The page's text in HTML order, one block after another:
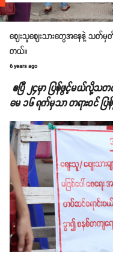
ဈေးသူဈေးသားတွေအနေနဲ့ သတ်
တယ်။
6 years ago
ဧပြီ ၂၄မှာ ပြန်ဖွင့်မယ်လို့
မေ ၁၆ ရက်မှသာ တရားဝင် ပြ